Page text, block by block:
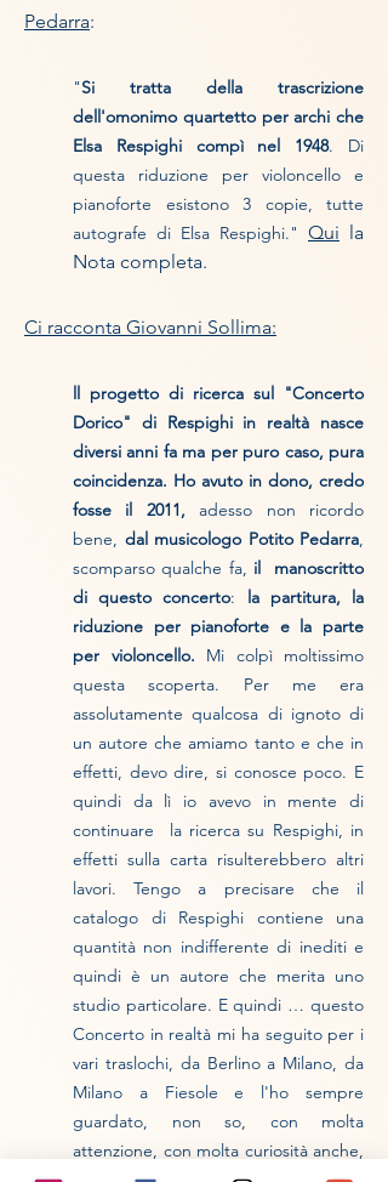
Pedarra:
"Si tratta della trascrizione
dell'omonimo quartetto per archi che
Elsa Respighi compì nel 1948. Di
questa riduzione per violoncello e
pianoforte esistono 3 copie, tutte
autografe di Elsa Respighi." Qui la
Nota completa.
Ci racconta Giovanni Sollima:
ll progetto di ricerca sul "Concerto
Dorico" di Respighi in realtà nasce
diversi anni fa ma per puro caso, pura
coincidenza. Ho avuto in dono, credo
fosse il 2011,adesso non ricordo
bene, dal musicologo Potito Pedarra,
scomparso qualche fa, il manoscritto
di questo concerto: la partitura, la
riduzione per pianoforte e la parte
per violoncello. Mi colpì moltissimo
questa scoperta. Per me era
assolutamente qualcosa di ignoto di
un autore che amiamo tanto e che in
effetti, devo dire, si conosce poco. E
quindi da lì io avevo in mente di
continuare la ricerca su Respighi, in
effetti sulla carta risulterebbero altri
lavori. Tengo a precisare che il
catalogo di Respighi contiene una
quantità non indifferente di inediti e
quindi è un autore che merita uno
studio particolare. E quindi … questo
Concerto in realtà mi ha seguito per i
vari traslochi, da Berlino a Milano, da
Milano a Fiesole e l'ho sempre
guardato, non so, con molta
attenzione, con molta curiosità anche,